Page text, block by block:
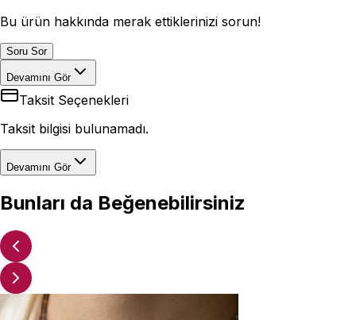
Bu ürün hakkında merak ettiklerinizi sorun!
Soru Sor
Devamını Gör
Taksit Seçenekleri
Taksit bilgisi bulunamadı.
Devamını Gör
Bunları da Beğenebilirsiniz